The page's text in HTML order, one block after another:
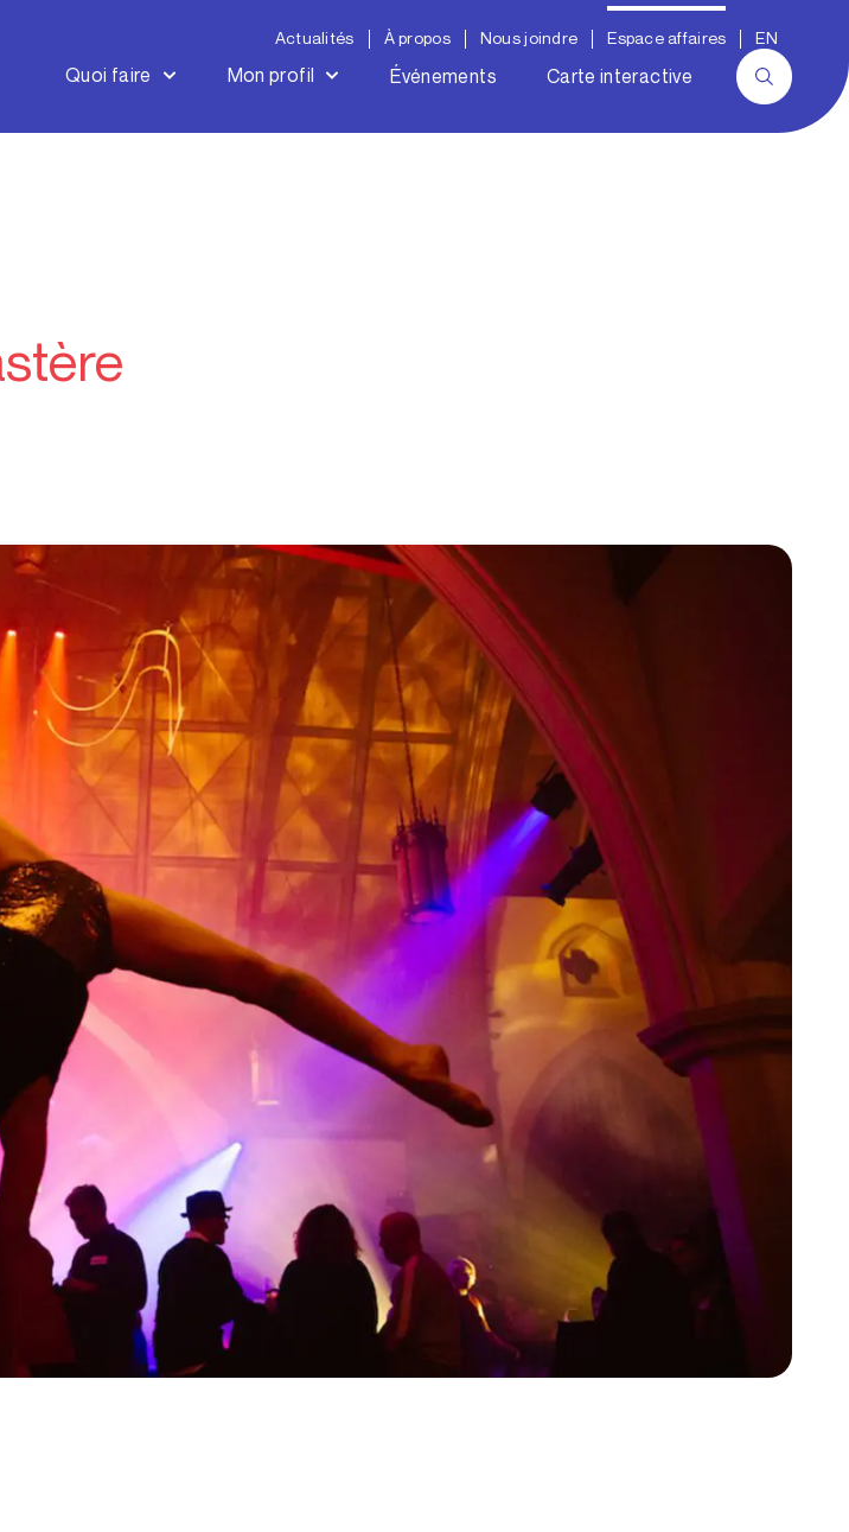
Actualités À propos Nous joindre Espace affaires EN
Quoi faire Mon profil Événements Carte interactive